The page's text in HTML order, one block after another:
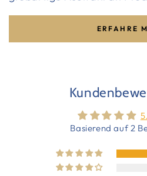
ERFAHRE
Basierend auf 2